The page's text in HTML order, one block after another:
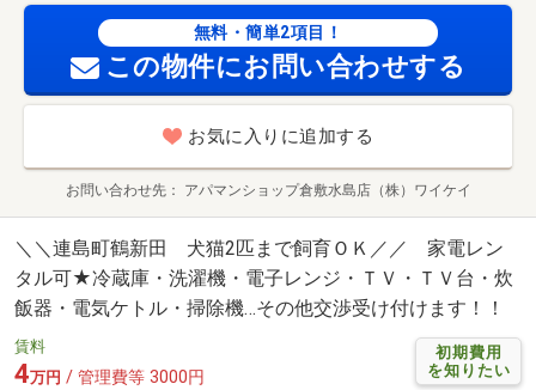
無料・簡単2項目！
この物件にお問い合わせする
お気に入りに追加する
お問い合わせ先 アパマンショップ倉敷水島店（株）ワイケイ
＼＼連島町鶴新田 犬猫2匹まで飼育ＯＫ／／ 家電レン
タル可★冷蔵庫・洗濯機・電子レンジ・ＴＶ・ＴＶ台・炊
飯器・電気ケトル・掃除機…その他交渉受け付けます！！
初期費用
を知りたい
賃料
4万円 / 管理費等 3000円